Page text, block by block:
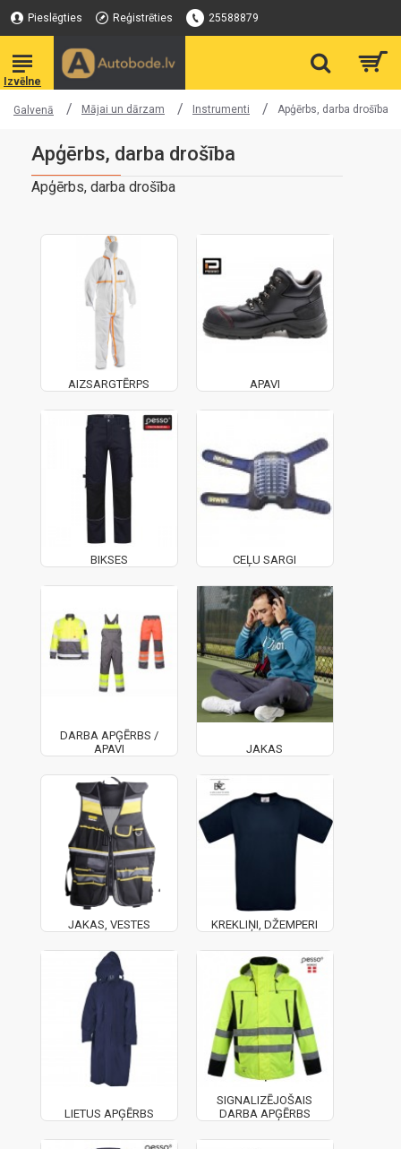
Pieslēgties Reģistrēties 25588879
Galvenā Mājai un dārzam Instrumenti Apģērbs, darba drošība
Apģērbs, darba drošība
Apģērbs, darba drošība
AIZSARGTĒRPS APAVI
BIKSES CEĻU SARGI
DARBA APĢĒRBS /
APAVI
JAKAS
JAKAS, VESTES KREKLIŅI, DŽEMPERI
LIETUS APĢĒRBS
SIGNALIZĒJOŠAIS
DARBA APĢĒRBS